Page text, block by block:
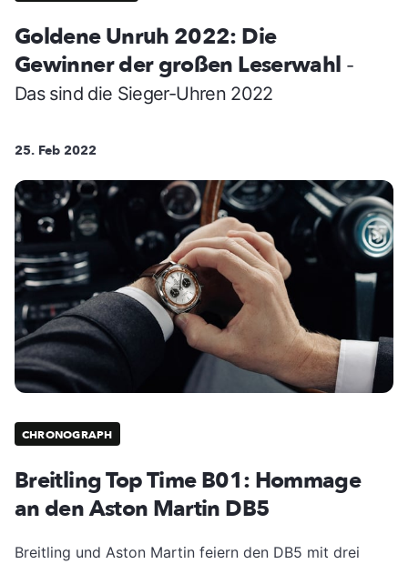
Goldene Unruh 2022: Die
Gewinner der großen Leserwahl -
Das sind die Sieger-Uhren 2022
25. Feb 2022
CHRONOGRAPH
Breitling Top Time B01: Hommage
an den Aston Martin DB5
Breitling und Aston Martin feiern den DB5 mit drei